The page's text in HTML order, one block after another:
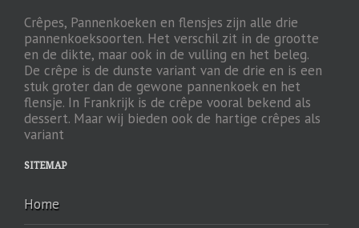
Crêpes, Pannenkoeken en flensjes zijn alle drie
pannenkoeksoorten. Het verschil zit in de grootte
en de dikte, maar ook in de vulling en het beleg.
De crêpe is de dunste variant van de drie en is een
stuk groter dan de gewone pannenkoek en het
flensje. In Frankrijk is de crêpe vooral bekend als
dessert. Maar wij bieden ook de hartige crêpes als
variant
SITEMAP
Home